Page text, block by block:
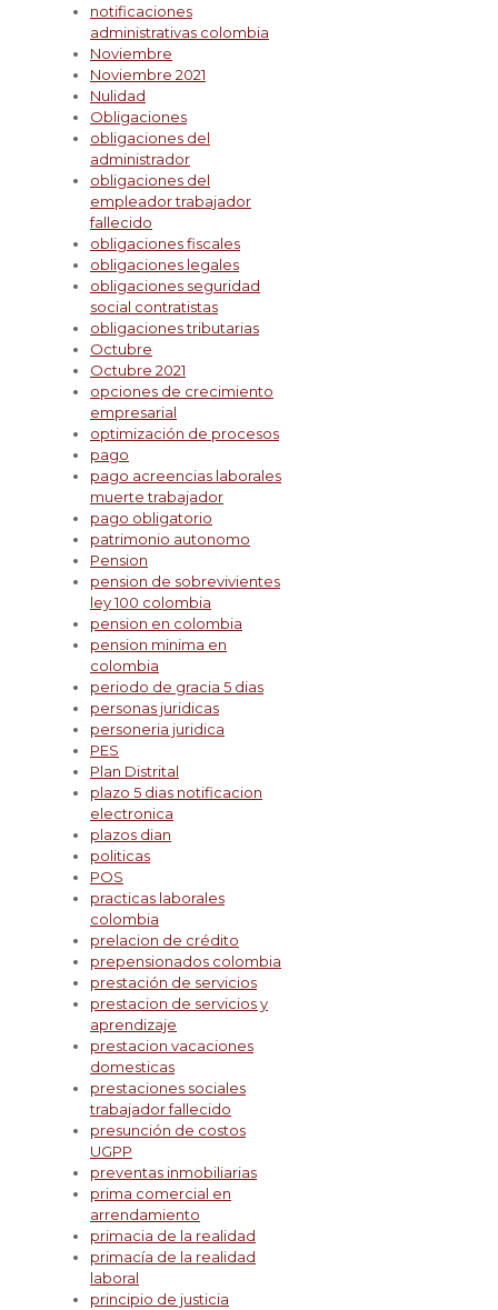
notificaciones
administrativas colombia
Noviembre
Noviembre 2021
Nulidad
Obligaciones
obligaciones del
administrador
obligaciones del
empleador trabajador
fallecido
obligaciones fiscales
obligaciones legales
obligaciones seguridad
social contratistas
obligaciones tributarias
Octubre
Octubre 2021
opciones de crecimiento
empresarial
optimización de procesos
pago
pago acreencias laborales
muerte trabajador
pago obligatorio
patrimonio autonomo
Pension
pension de sobrevivientes
ley 100 colombia
pension en colombia
pension minima en
colombia
periodo de gracia 5 dias
personas juridicas
personeria juridica
PES
Plan Distrital
plazo 5 dias notificacion
electronica
plazos dian
politicas
POS
practicas laborales
colombia
prelacion de crédito
prepensionados colombia
prestación de servicios
prestacion de servicios y
aprendizaje
prestacion vacaciones
domesticas
prestaciones sociales
trabajador fallecido
presunción de costos
UGPP
preventas inmobiliarias
prima comercial en
arrendamiento
primacia de la realidad
primacía de la realidad
laboral
principio de justicia